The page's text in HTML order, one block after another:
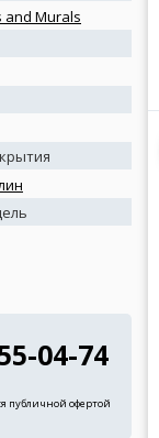
and Murals
04-74
публичной офертой